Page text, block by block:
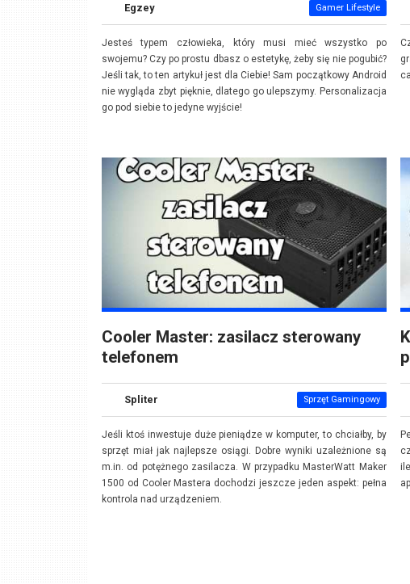
Egzey Gamer Lifestyle
Jesteś typem człowieka, który musi mieć wszystko po
swojemu? Czy po prostu dbasz o estetykę, żeby się nie pogubić?
Jeśli tak, to ten artykuł jest dla Ciebie! Sam początkowy Android
nie wygląda zbyt pięknie, dlatego go ulepszymy. Personalizacja
go pod siebie to jedyne wyjście!
Cooler Master: zasilacz sterowany
telefonem
Spliter Sprzęt Gamingowy
Jeśli ktoś inwestuje duże pieniądze w komputer, to chciałby, by
sprzęt miał jak najlepsze osiągi. Dobre wyniki uzależnione są
m.in. od potężnego zasilacza. W przypadku MasterWatt Maker
1500 od Cooler Mastera dochodzi jeszcze jeden aspekt: pełna
kontrola nad urządzeniem.